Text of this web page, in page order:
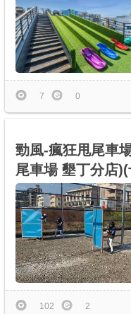
7 0
勁風-瘋狂甩尾車
尾車場 墾丁分店
102 2